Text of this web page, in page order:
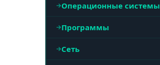
Операционные системы
Программы
Сеть